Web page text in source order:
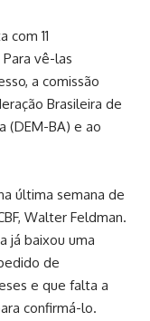
com 11
vê-las
a comissão
Brasileira de
(DEM-BA) e ao
última semana de
Walter Feldman.
já baixou uma
de
e que falta a
confirmá-lo.